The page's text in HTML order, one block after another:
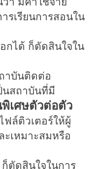
รเรียนการสอนใน
กได้ ก็ตัดสินใจใน
าบันติดต่อ
นสถาบันที่มี
พิเศษตัวต่อตัว
ฟล์ติวเตอร์ให้ผู้
ะเหมาะสมหรือ
ตัดสินใจในการ